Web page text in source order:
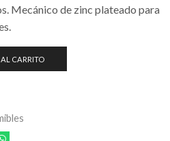
Mecánico de zinc plateado para
CARRITO